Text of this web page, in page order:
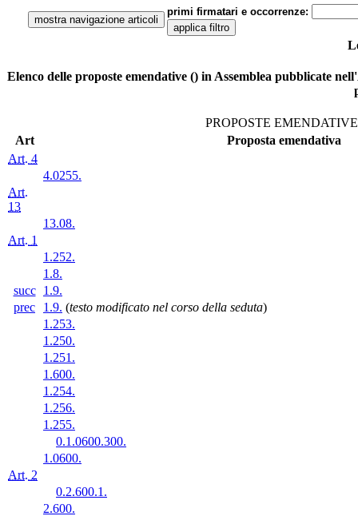
primi firmatari e occorrenze:
Elenco delle proposte emendative () in Assemblea pubblicate
PROPOSTE
Art
Proposta emendativa
Art. 4
4.0255.
Art.
13
13.08.
Art. 1
1.252.
1.8.
succ
1.9.
prec
1.9. (testo modificato nel corso della seduta)
1.253.
1.250.
1.251.
1.600.
1.254.
1.256.
1.255.
0.1.0600.300.
1.0600.
Art. 2
0.2.600.1.
2.600.